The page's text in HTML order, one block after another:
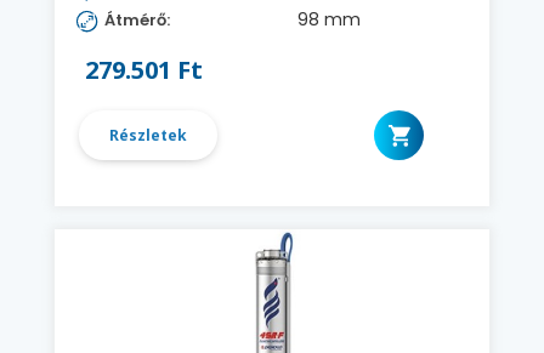
Átmérő: 98 mm
279.501 Ft
Részletek